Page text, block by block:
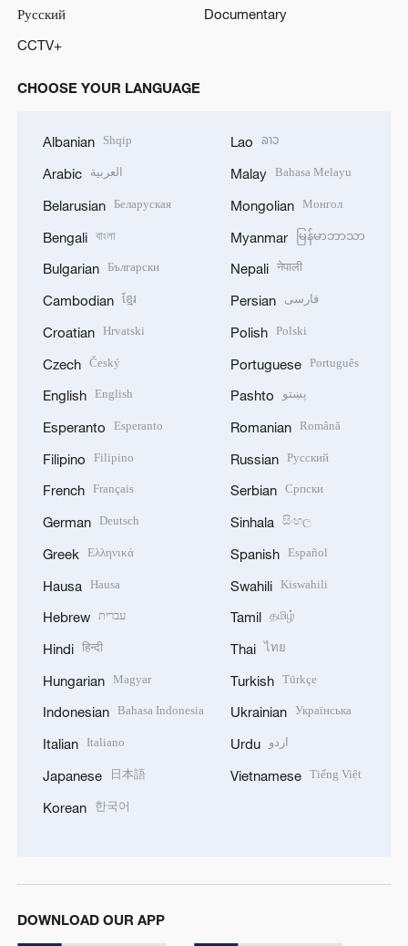
Русский
Documentary
CCTV+
CHOOSE YOUR LANGUAGE
Albanian Shqip
Arabic العربية
Belarusian Беларуская
Bengali বাংলা
Bulgarian Български
Cambodian ខ្មែរ
Croatian Hrvatski
Czech Český
English English
Esperanto Esperanto
Filipino Filipino
French Français
German Deutsch
Greek Ελληνικά
Hausa Hausa
Hebrew עברית
Hindi हिन्दी
Hungarian Magyar
Indonesian Bahasa Indonesia
Italian Italiano
Japanese 日本語
Korean 한국어
Lao ລາວ
Malay Bahasa Melayu
Mongolian Монгол
Myanmar မြန်မာဘာသာ
Nepali नेपाली
Persian فارسی
Polish Polski
Portuguese Português
Pashto پښتو
Romanian Română
Russian Русский
Serbian Српски
Sinhala සිංහල
Spanish Español
Swahili Kiswahili
Tamil தமிழ்
Thai ไทย
Turkish Türkçe
Ukrainian Українська
Urdu اردو
Vietnamese Tiếng Việt
DOWNLOAD OUR APP